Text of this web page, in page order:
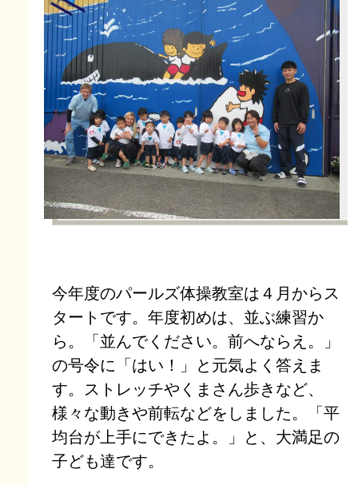
今年度のパールズ体操教室は４月からス
タートです。年度初めは、並ぶ練習か
ら。「並んでください。前へならえ。」
の号令に「はい！」と元気よく答えま
す。ストレッチやくまさん歩きなど、
様々な動きや前転などをしました。「平
均台が上手にできたよ。」と、大満足の
子ども達です。